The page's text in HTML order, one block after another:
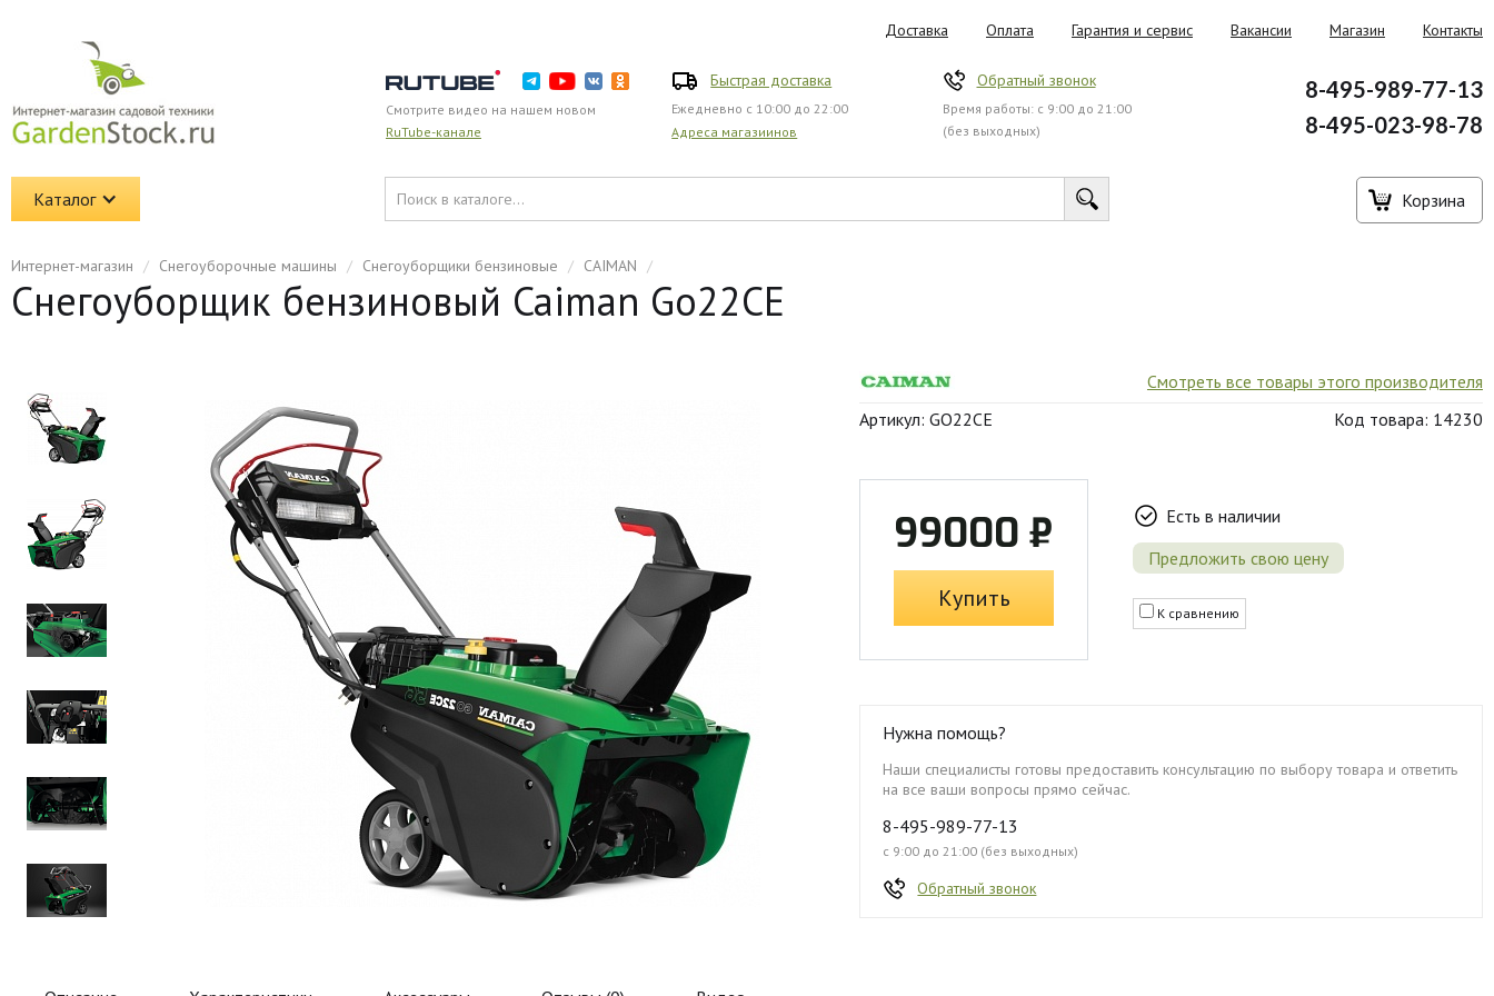
Доставка Оплата Гарантия и сервис Вакансии Магазин Контакты
Смотрите видео на нашем новом
RuTube-канале
Быстрая доставка
Ежедневно с 10:00 до 22:00
Адреса магазиинов
Обратный звонок
Время работы: с 9:00 до 21:00
(без выходных)
8-495-989-77-13
8-495-023-98-78
Каталог Корзина
Интернет-магазин / Снегоуборочные машины / Снегоуборщики бензиновые / CAIMAN /
Снегоуборщик бензиновый Caiman Go22СE
Смотреть все товары этого производителя
Артикул: GO22CE
Код товара: 14230
99000 ₽
Купить
Есть в наличии
Предложить свою цену
К сравнению
Нужна помощь?
Наши специалисты готовы предоставить консультацию по выбору товара и ответить
на все ваши вопросы прямо сейчас.
8-495-989-77-13
с 9:00 до 21:00 (без выходных)
Обратный звонок